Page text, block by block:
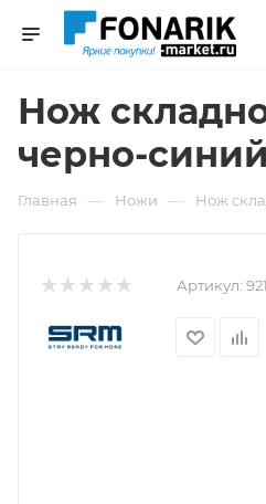
Нож
черно-синий
Главная — Ножи — Нож
Артикул: